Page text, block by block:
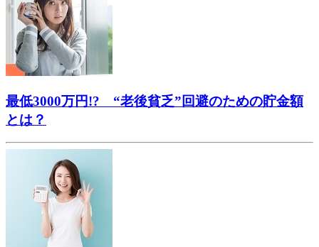
最低3000万円!? “老後貧乏”回避のための貯金額
とは？